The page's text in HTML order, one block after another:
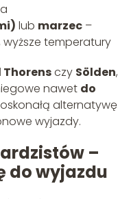
lub marzec–
wyższe temperatury
Thorensczy Sölden,
nawet do
alternatywę
wyjazdy.
–
do wyjazdu